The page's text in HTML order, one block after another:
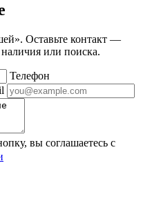
Оставьте контакт —
или поиска.
Телефон
вы соглашаетесь с